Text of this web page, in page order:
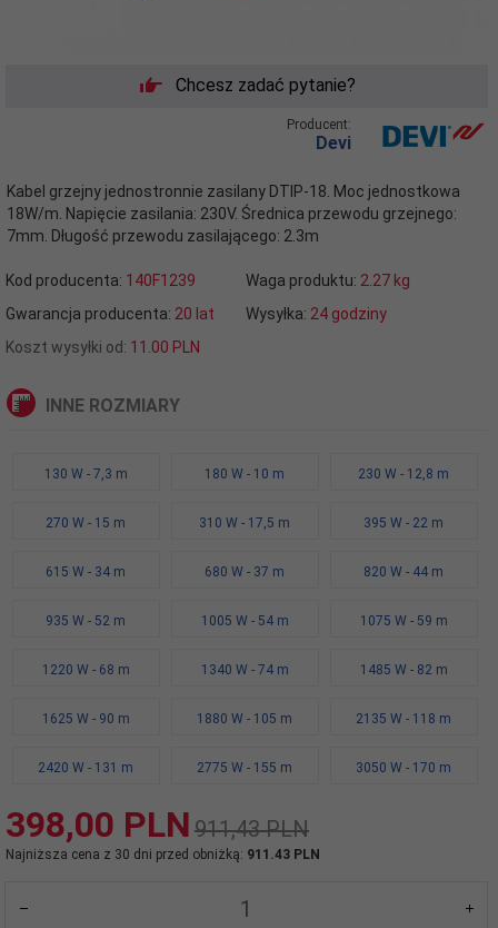
Chcesz zadać pytanie?
Producent:
Devi
Kabel grzejny jednostronnie zasilany DTIP-18. Moc jednostkowa
18W/m. Napięcie zasilania: 230V. Średnica przewodu grzejnego:
7mm. Długość przewodu zasilającego: 2.3m
Kod producenta: 140F1239 Waga produktu: 2.27 kg
Gwarancja producenta: 20 lat Wysyłka: 24 godziny
Koszt wysyłki od: 11.00 PLN
INNE ROZMIARY
130 W - 7,3 m 180 W - 10 m 230 W - 12,8 m
270 W - 15 m 310 W - 17,5 m 395 W - 22 m
615 W - 34 m 680 W - 37 m 820 W - 44 m
935 W - 52 m 1005 W - 54 m 1075 W - 59 m
1220 W - 68 m 1340 W - 74 m 1485 W - 82 m
1625 W - 90 m 1880 W - 105 m 2135 W - 118 m
2420 W - 131 m 2775 W - 155 m 3050 W - 170 m
398,00 PLN 911,43 PLN
Najniższa cena z 30 dni przed obniżką: 911.43 PLN